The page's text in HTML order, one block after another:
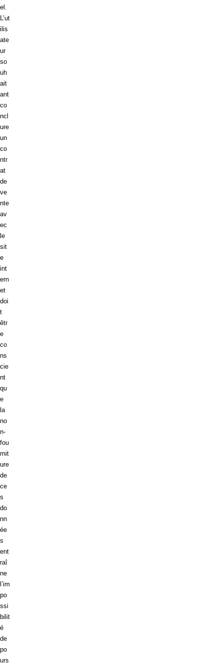
el.
L’ut
ilis
ate
ur
so
uh
ait
ant
co
ncl
ure
un
co
ntr
at
de
ve
nte
av
ec
le
sit
e
int
ern
et
doi
t
êtr
e
co
ns
cie
nt
qu
e
la
no
n-
fou
rnit
ure
de
ce
s
do
nn
ée
s
ent
raî
ne
l’im
po
ssi
bilit
é
de
po
urs